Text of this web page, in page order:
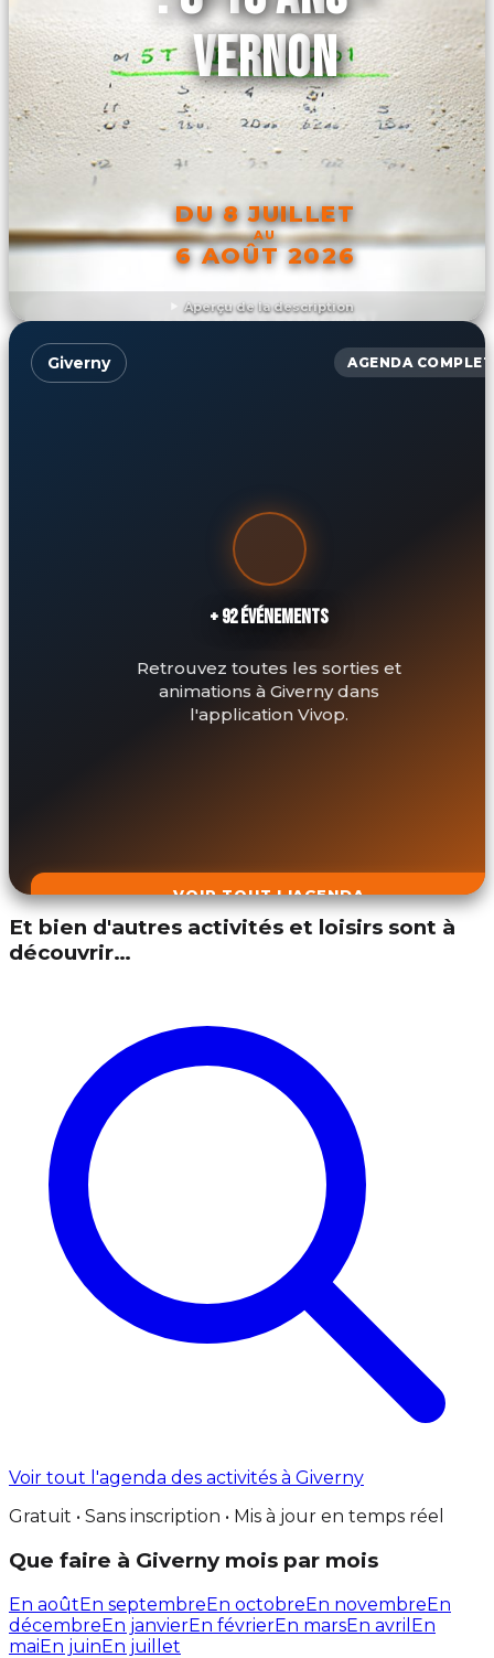
Aperçu de la description
VERNON
DU 8 JUILLET
AU
6 AOÛT 2026
DÉCOUVRIR L'ÉVÉNEMENT
Giverny AGENDA COMPLET
+ 92 ÉVÉNEMENTS
Retrouvez toutes les sorties et
animations à Giverny dans
l'application Vivop.
VOIR TOUT L'AGENDA
Et bien d'autres activités et loisirs sont à
découvrir…
Voir tout l'agenda des activités à Giverny
Gratuit • Sans inscription • Mis à jour en temps réel
Que faire à Giverny mois par mois
En aoûtEn septembreEn octobreEn novembreEn
décembreEn janvierEn févrierEn marsEn avril En
maiEn juinEn juillet